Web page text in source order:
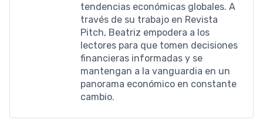
tendencias económicas globales. A
través de su trabajo en Revista
Pitch, Beatriz empodera a los
lectores para que tomen decisiones
financieras informadas y se
mantengan a la vanguardia en un
panorama económico en constante
cambio.